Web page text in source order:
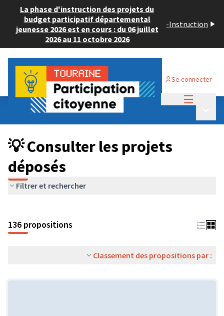
La phase d'instruction des projets du
budget participatif départemental
jeunesse 2026 est en cours : du 06 juillet
2026 au 11 octobre 2026
-Instruction
Se connecter
Budget Participatif JEUNESSE 2024
💡 Consulter les projets déposés
💡 Consulter les projets
déposés
Filtrer et rechercher
136 propositions
Classement des propositions par :